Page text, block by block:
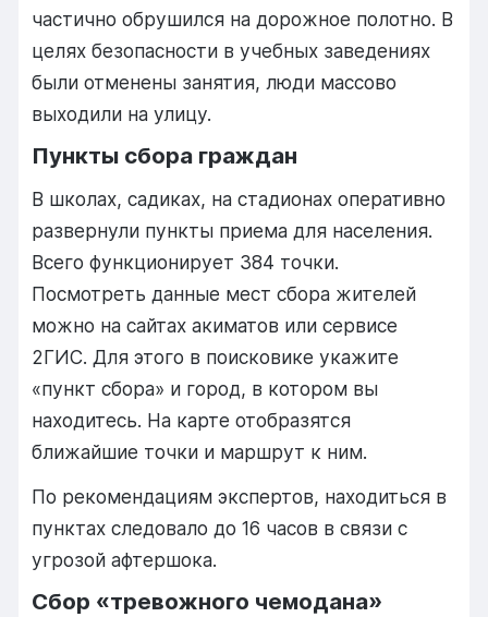
частично обрушился на дорожное полотно. В
целях безопасности в учебных заведениях
были отменены занятия, люди массово
выходили на улицу.
Пункты сбора граждан
В школах, садиках, на стадионах оперативно
развернули пункты приема для населения.
Всего функционирует 384 точки.
Посмотреть данные мест сбора жителей
можно на сайтах акиматов или сервисе
2ГИС. Для этого в поисковике укажите
«пункт сбора» и город, в котором вы
находитесь. На карте отобразятся
ближайшие точки и маршрут к ним.
По рекомендациям экспертов, находиться в
пунктах следовало до 16 часов в связи с
угрозой афтершока.
Сбор «тревожного чемодана»